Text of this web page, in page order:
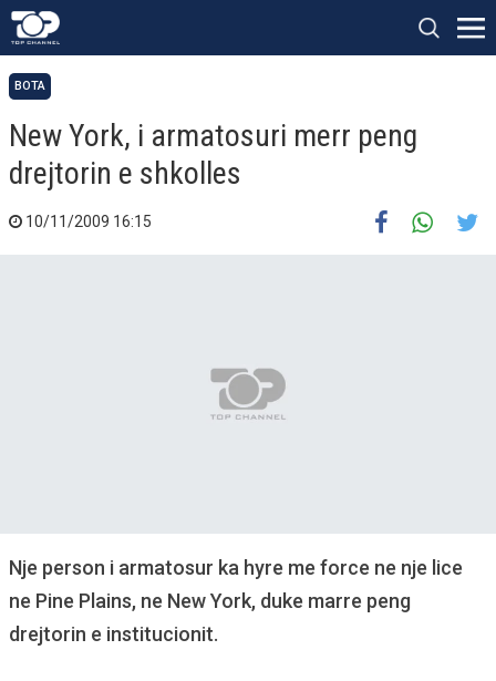
BOTA
New York, i armatosuri merr peng
drejtorin e shkolles
10/11/2009 16:15
Nje person i armatosur ka hyre me force ne nje lice
ne Pine Plains, ne New York, duke marre peng
drejtorin e institucionit.